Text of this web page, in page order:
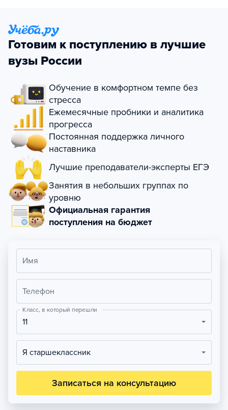
Готовим к поступлению в лучшие
вузы России
Обучение в комфортном темпе без
стресса
Ежемесячные пробники и аналитика
прогресса
Постоянная поддержка личного
наставника
Лучшие преподаватели-эксперты ЕГЭ
Занятия в небольших группах по
уровню
Официальная гарантия
поступления на бюджет
Имя
Телефон
Класс, в который перешли
11
Я старшеклассник
Записаться на консультацию